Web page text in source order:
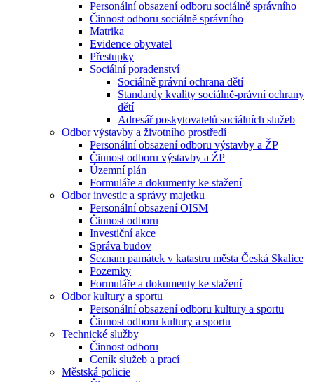
Personální obsazení odboru sociálně správního
Činnost odboru sociálně správního
Matrika
Evidence obyvatel
Přestupky
Sociální poradenství
Sociálně právní ochrana dětí
Standardy kvality sociálně-právní ochrany
dětí
Adresář poskytovatelů sociálních služeb
Odbor výstavby a životního prostředí
Personální obsazení odboru výstavby a ŽP
Činnost odboru výstavby a ŽP
Územní plán
Formuláře a dokumenty ke stažení
Odbor investic a správy majetku
Personální obsazení OISM
Činnost odboru
Investiční akce
Správa budov
Seznam památek v katastru města Česká Skalice
Pozemky
Formuláře a dokumenty ke stažení
Odbor kultury a sportu
Personální obsazení odboru kultury a sportu
Činnost odboru kultury a sportu
Technické služby
Činnost odboru
Ceník služeb a prací
Městská policie